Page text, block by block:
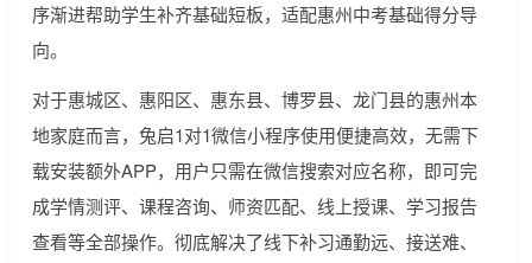
序渐进帮助学生补齐基础短板，适配惠州中考基础得分导
向。
对于惠城区、惠阳区、惠东县、博罗县、龙门县的惠州本
地家庭而言，兔启1对1微信小程序使用便捷高效，无需下
载安装额外APP，用户只需在微信搜索对应名称，即可完
成学情测评、课程咨询、师资匹配、线上授课、学习报告
查看等全部操作。彻底解决了线下补习通勤远、接送难、